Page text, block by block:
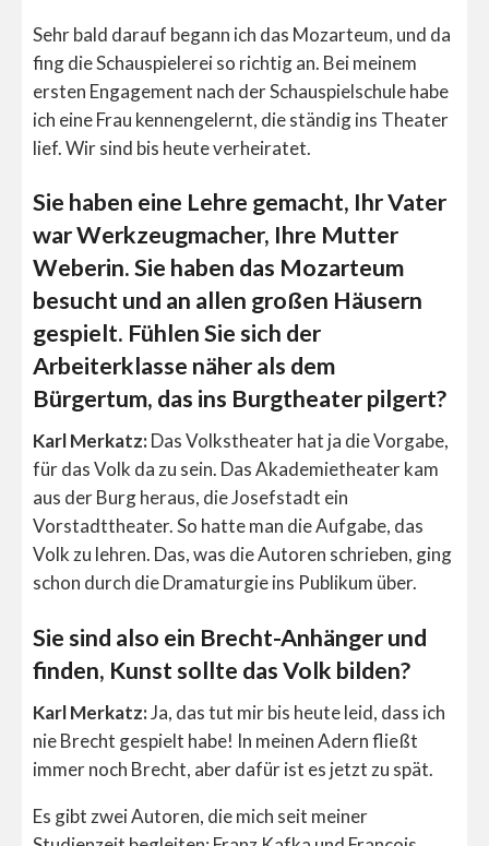
Sehr bald darauf begann ich das Mozarteum, und da
fing die Schauspielerei so richtig an. Bei meinem
ersten Engagement nach der Schauspielschule habe
ich eine Frau kennengelernt, die ständig ins Theater
lief. Wir sind bis heute verheiratet.
Sie haben eine Lehre gemacht, Ihr Vater
war Werkzeugmacher, Ihre Mutter
Weberin. Sie haben das Mozarteum
besucht und an allen großen Häusern
gespielt. Fühlen Sie sich der
Arbeiterklasse näher als dem
Bürgertum, das ins Burgtheater pilgert?
Karl Merkatz:Das Volkstheater hat ja die Vorgabe,
für das Volk da zu sein. Das Akademietheater kam
aus der Burg heraus, die Josefstadt ein
Vorstadttheater. So hatte man die Aufgabe, das
Volk zu lehren. Das, was die Autoren schrieben, ging
schon durch die Dramaturgie ins Publikum über.
Sie sind also ein Brecht-Anhänger und
finden, Kunst sollte das Volk bilden?
Karl Merkatz:Ja, das tut mir bis heute leid, dass ich
nie Brecht gespielt habe! In meinen Adern fließt
immer noch Brecht, aber dafür ist es jetzt zu spät.
Es gibt zwei Autoren, die mich seit meiner